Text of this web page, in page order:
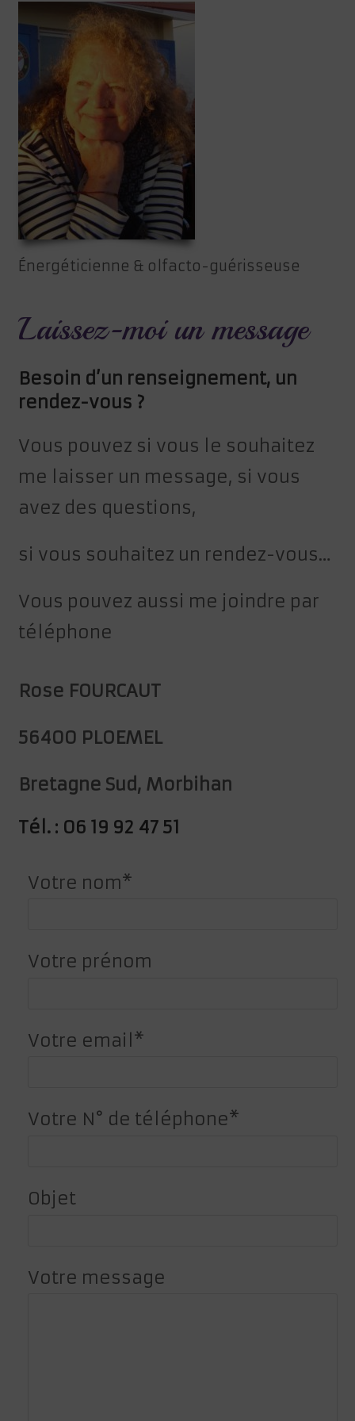
Énergéticienne & olfacto-guérisseuse
Laissez-moi un message
Besoin d’un renseignement, un
rendez-vous ?
Vous pouvez si vous le souhaitez
me laisser un message, si vous
avez des questions,
si vous souhaitez un rendez-vous…
Vous pouvez aussi me joindre par
téléphone
Rose FOURCAUT
56400 PLOEMEL
Bretagne Sud, Morbihan
Tél. : 06 19 92 47 51
Votre nom*
Votre prénom
Votre email*
Votre N° de téléphone*
Objet
Votre message